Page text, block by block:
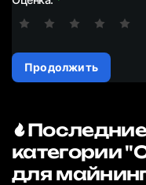
Продолжить
категории
для